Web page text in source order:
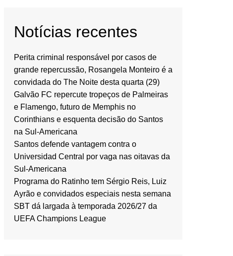
Notícias recentes
Perita criminal responsável por casos de
grande repercussão, Rosangela Monteiro é a
convidada do The Noite desta quarta (29)
Galvão FC repercute tropeços de Palmeiras
e Flamengo, futuro de Memphis no
Corinthians e esquenta decisão do Santos
na Sul-Americana
Santos defende vantagem contra o
Universidad Central por vaga nas oitavas da
Sul-Americana
Programa do Ratinho tem Sérgio Reis, Luiz
Ayrão e convidados especiais nesta semana
SBT dá largada à temporada 2026/27 da
UEFA Champions League